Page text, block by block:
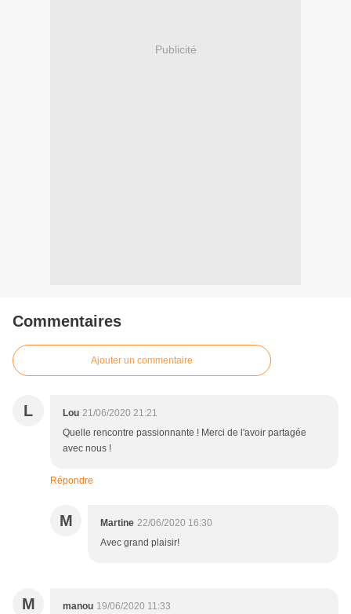
Publicité
Commentaires
Ajouter un commentaire
L Lou 21/06/2020 21:21
Quelle rencontre passionnante ! Merci de l'avoir partagée
avec nous !
Répondre
M Martine 22/06/2020 16:30
Avec grand plaisir!
M manou 19/06/2020 11:33